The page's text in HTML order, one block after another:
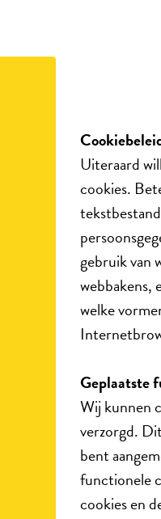
Uiteraard
cookies.
gebruik van
webbakens,
welke
Geplaatste
Wij kunnen
verzorgd.
bent
functionele
cookies en